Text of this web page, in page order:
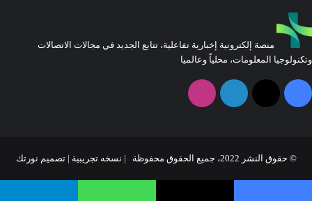
منصة إلكترونية إخبارية تفاعلية، تتابع الجديد في مجالات الاتصالات
وتكنولوجيا المعلومات، محلياً وعالميا
فيسبوك
‫X لينكدإن انستقرام
© حقوق النشر 2022، جميع الحقوق محفوظة | نسخه تجريبية | تصميم نورتك